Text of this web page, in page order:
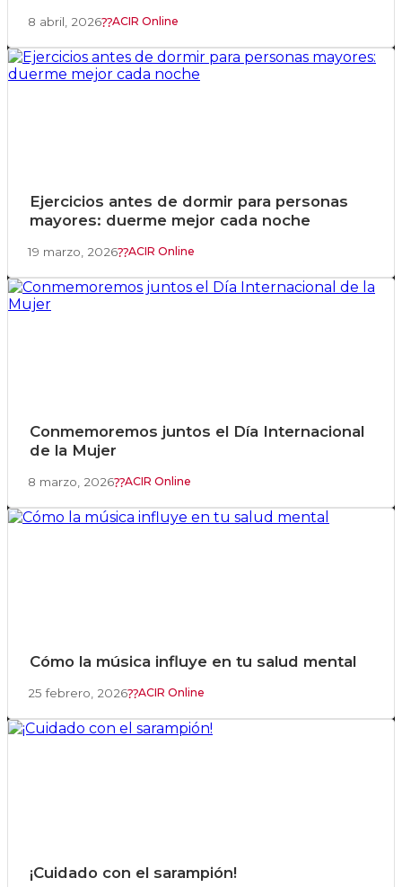
8 abril, 2026 ACIR Online
Ejercicios antes de dormir para personas
mayores: duerme mejor cada noche
19 marzo, 2026 ACIR Online
Conmemoremos juntos el Día Internacional
de la Mujer
8 marzo, 2026 ACIR Online
Cómo la música influye en tu salud mental
25 febrero, 2026 ACIR Online
¡Cuidado con el sarampión!